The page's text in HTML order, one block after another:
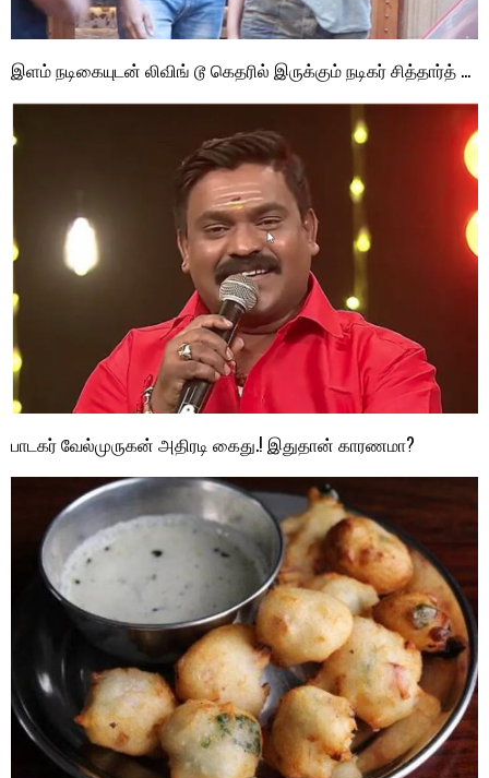
இளம் நடிகையுடன் லிவிங் டூ கெதரில் இருக்கும் நடிகர் சித்தார்த் …
பாடகர் வேல்முருகன் அதிரடி கைது.! இதுதான் காரணமா?